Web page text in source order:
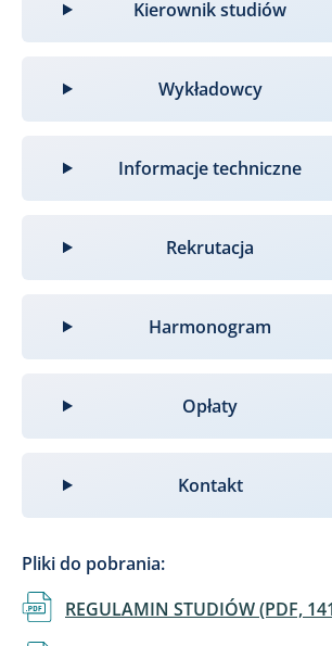
Kierownik studiów
Wykładowcy
Informacje techniczne
Rekrutacja
Harmonogram
Opłaty
Kontakt
Pliki do pobrania:
DokumentREGULAMIN STUDIÓW (PDF,